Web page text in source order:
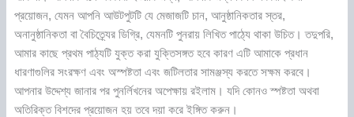
প্রয়োজন, যেমন আপনি আউটপুটটি যে মেজাজটি চান, আনুষ্ঠানিকতার স্তর,
অনানুষ্ঠানিকতা বা বৈচিত্র্যের ডিগ্রি, যেমনটি পুনরায় লিখিত পাঠ্যে থাকা উচিত। তদুপরি,
আমার কাছে প্রথম পাঠ্যটি যুক্ত করা যুক্তিসঙ্গত হবে কারণ এটি আমাকে প্রধান
ধারণাগুলির সংরক্ষণ এবং অস্পষ্টতা এবং জটিলতার সামঞ্জস্য করতে সক্ষম করবে।
আপনার উদ্দেশ্য জানার পর পুনর্লিখনের অপেক্ষায় রইলাম। যদি কোনও স্পষ্টতা অথবা
অতিরিক্ত বিশদের প্রয়োজন হয় তবে দয়া করে ইঙ্গিত করুন।